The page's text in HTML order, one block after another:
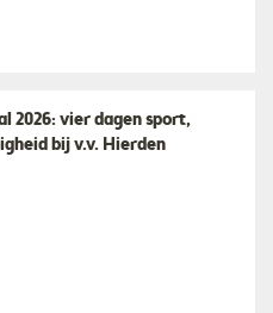
2026: vier dagen sport,
bij v.v. Hierden